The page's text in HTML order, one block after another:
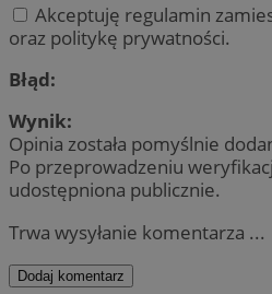
Akceptuję regulamin
oraz politykę prywatności.
Błąd:
Wynik:
Opinia została pomyślnie
Po przeprowadzeniu
udostępniona publicznie.
Trwa wysyłanie komentarza ...
Dodaj komentarz